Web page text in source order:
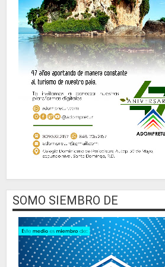
SOMO SIEMBRO DE